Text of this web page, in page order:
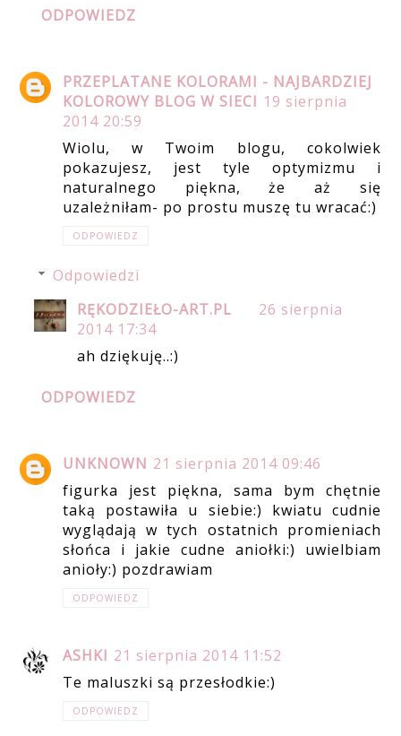
ODPOWIEDZ
PRZEPLATANE KOLORAMI - NAJBARDZIEJ
KOLOROWY BLOG W SIECI 19 sierpnia
2014 20:59
Wiolu, w Twoim blogu, cokolwiek
pokazujesz, jest tyle optymizmu i
naturalnego piękna, że aż się
uzależniłam- po prostu muszę tu wracać:)
ODPOWIEDZ
Odpowiedzi
RĘKODZIEŁO-ART.PL
26 sierpnia
2014 17:34
ah dziękuję..:)
ODPOWIEDZ
UNKNOWN 21 sierpnia 2014 09:46
figurka jest piękna, sama bym chętnie
taką postawiła u siebie:) kwiatu cudnie
wyglądają w tych ostatnich promieniach
słońca i jakie cudne aniołki:) uwielbiam
anioły:) pozdrawiam
ODPOWIEDZ
ASHKI 21 sierpnia 2014 11:52
Te maluszki są przesłodkie:)
ODPOWIEDZ